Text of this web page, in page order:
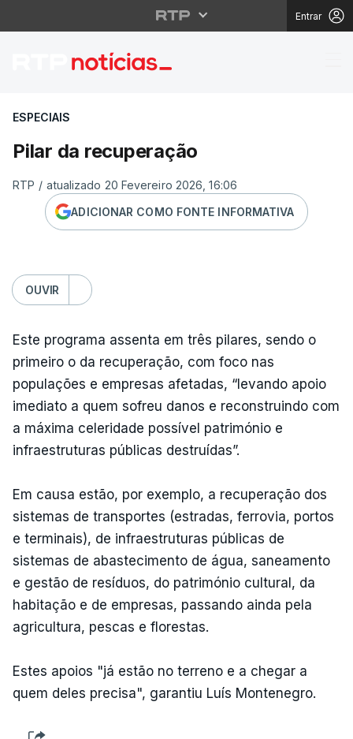
Entrar
Pilar da recuperação
ESPECIAIS
Pilar da recuperação
RTP / atualizado 20 Fevereiro 2026, 16:06
ADICIONAR COMO FONTE INFORMATIVA
OUVIR
Este programa assenta em três pilares, sendo o
primeiro o da recuperação, com foco nas
populações e empresas afetadas, “levando apoio
imediato a quem sofreu danos e reconstruindo com
a máxima celeridade possível património e
infraestruturas públicas destruídas”.
Em causa estão, por exemplo, a recuperação dos
sistemas de transportes (estradas, ferrovia, portos
e terminais), de infraestruturas públicas de
sistemas de abastecimento de água, saneamento
e gestão de resíduos, do património cultural, da
habitação e de empresas, passando ainda pela
agricultura, pescas e florestas.
Estes apoios "já estão no terreno e a chegar a
quem deles precisa", garantiu Luís Montenegro.